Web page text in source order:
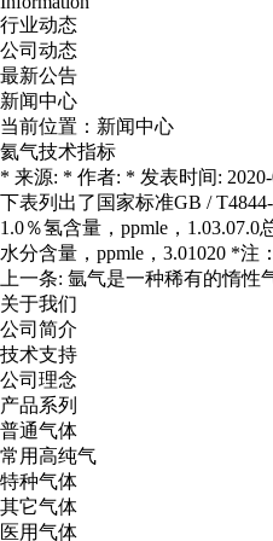
行业动态
公司动态
最新公告
新闻中心
当前位置： 新闻中心
氦气技术指标
* 来源: * 作者: * 发表时间:
下表列出了国家标准GB /
1.0％氢含量，ppmle，
水分含量，ppmle，3.01020 *注
上一条: 氩气是一种稀有的惰性
关于我们
公司简介
技术支持
公司理念
产品系列
普通气体
常用高纯气
特种气体
其它气体
医用气体